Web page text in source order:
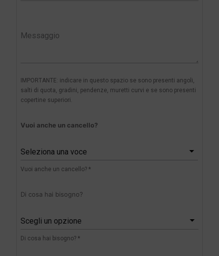
IMPORTANTE: indicare in questo spazio se sono presenti angoli,
salti di quota, gradini, pendenze, muretti curvi e se sono presenti
copertine superiori.
Vuoi anche un cancello?
Seleziona una voce
Vuoi anche un cancello? *
Di cosa hai bisogno?
Scegli un opzione
Di cosa hai bisogno? *